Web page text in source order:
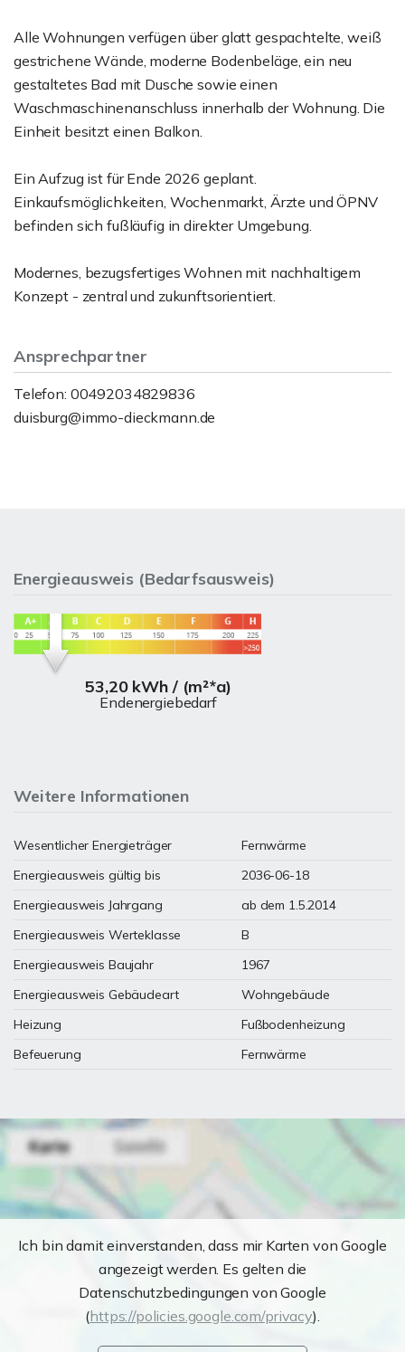
Alle Wohnungen verfügen über glatt gespachtelte, weiß
gestrichene Wände, moderne Bodenbeläge, ein neu
gestaltetes Bad mit Dusche sowie einen
Waschmaschinenanschluss innerhalb der Wohnung. Die
Einheit besitzt einen Balkon.
Ein Aufzug ist für Ende 2026 geplant.
Einkaufsmöglichkeiten, Wochenmarkt, Ärzte und ÖPNV
befinden sich fußläufig in direkter Umgebung.
Modernes, bezugsfertiges Wohnen mit nachhaltigem
Konzept - zentral und zukunftsorientiert.
Ansprechpartner
Telefon: 00492034829836
duisburg@immo-dieckmann.de
Energieausweis (Bedarfsausweis)
53,20 kWh / (m²*a)
Endenergiebedarf
Weitere Informationen
Wesentlicher Energieträger
Fernwärme
Energieausweis gültig bis
2036-06-18
Energieausweis Jahrgang
ab dem 1.5.2014
Energieausweis Werteklasse
B
Energieausweis Baujahr
1967
Energieausweis Gebäudeart
Wohngebäude
Heizung
Fußbodenheizung
Befeuerung
Fernwärme
Ich bin damit einverstanden, dass mir Karten von Google
angezeigt werden. Es gelten die
Datenschutzbedingungen von Google
(https://policies.google.com/privacy).